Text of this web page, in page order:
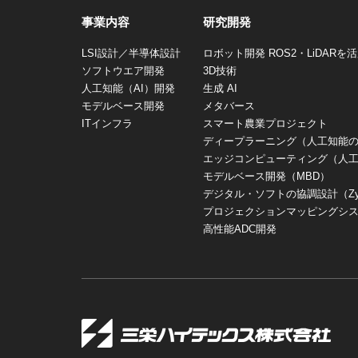
事業内容
LSI設計／半導体設計
ソフトウエア開発
人工知能（AI）開発
モデルベース開発
ITインフラ
研究開発
ロボット開発 ROS2・LiDARを
3D技術
生成 AI
メタバース
スマート農業プロジェクト
ディープラーニング（人工知能
エッジコンピューティング（人
モデルベース開発（MBD）
デジタル・ソフトの協調設計（
プロジェクションマッピングシ
高性能ADC開発